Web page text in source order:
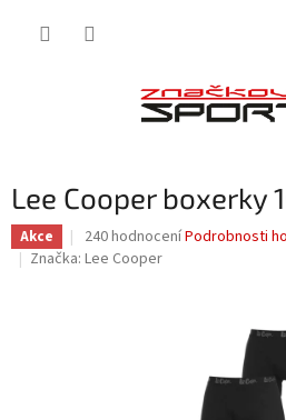
Lee Cooper boxerky
Akce
Průměrné
hodnocení
240 hodnoceníPodrobnosti
Značka: Lee Cooper